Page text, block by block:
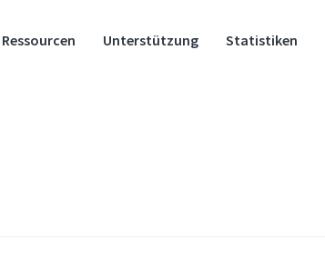
Ressourcen Unterstützung Statistiken